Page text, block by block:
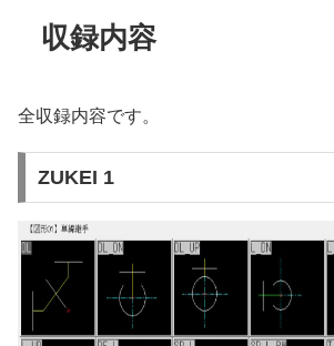
収録内容
全収録内容です。
ZUKEI 1